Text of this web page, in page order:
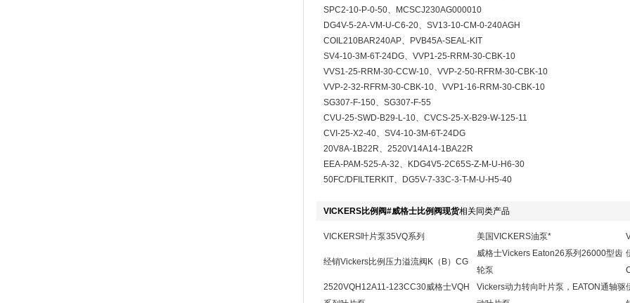
SPC2-10-P-0-50、MCSCJ230AG000010
DG4V-5-2A-VM-U-C6-20、SV13-10-CM-0-240AGH
COIL210BAR240AP、PVB45A-SEAL-KIT
SV4-10-3M-6T-24DG、VVP1-25-RRM-30-CBK-10
VVS1-25-RRM-30-CCW-10、VVP-2-50-RFRM-30-CBK-10
VVP-2-32-RFRM-30-CBK-10、VVP1-16-RRM-30-CBK-10
SG307-F-150、SG307-F-55
CVU-25-SWD-B29-L-10、CVCS-25-X-B29-W-125-11
CVI-25-X2-40、SV4-10-3M-6T-24DG
20V8A-1B22R、2520V14A14-1BA22R
EEA-PAM-525-A-32、KDG4V5-2C65S-Z-M-U-H6-30
50FC/DFILTERKIT、DG5V-7-33C-3-T-M-U-H5-40
VICKERS比例阀#威格士比例阀现货相关同类产品
VICKERS叶片泵35VQ系列 美国VICKERS油泵*
经销Vickers比例压力溢流阀K（B）CG
威格士Vickers Eaton26系列26000型齿
轮泵
2520VQH12A11-123CC30威格士VQH
Vickers动力转向叶片泵，EATON通轴驱